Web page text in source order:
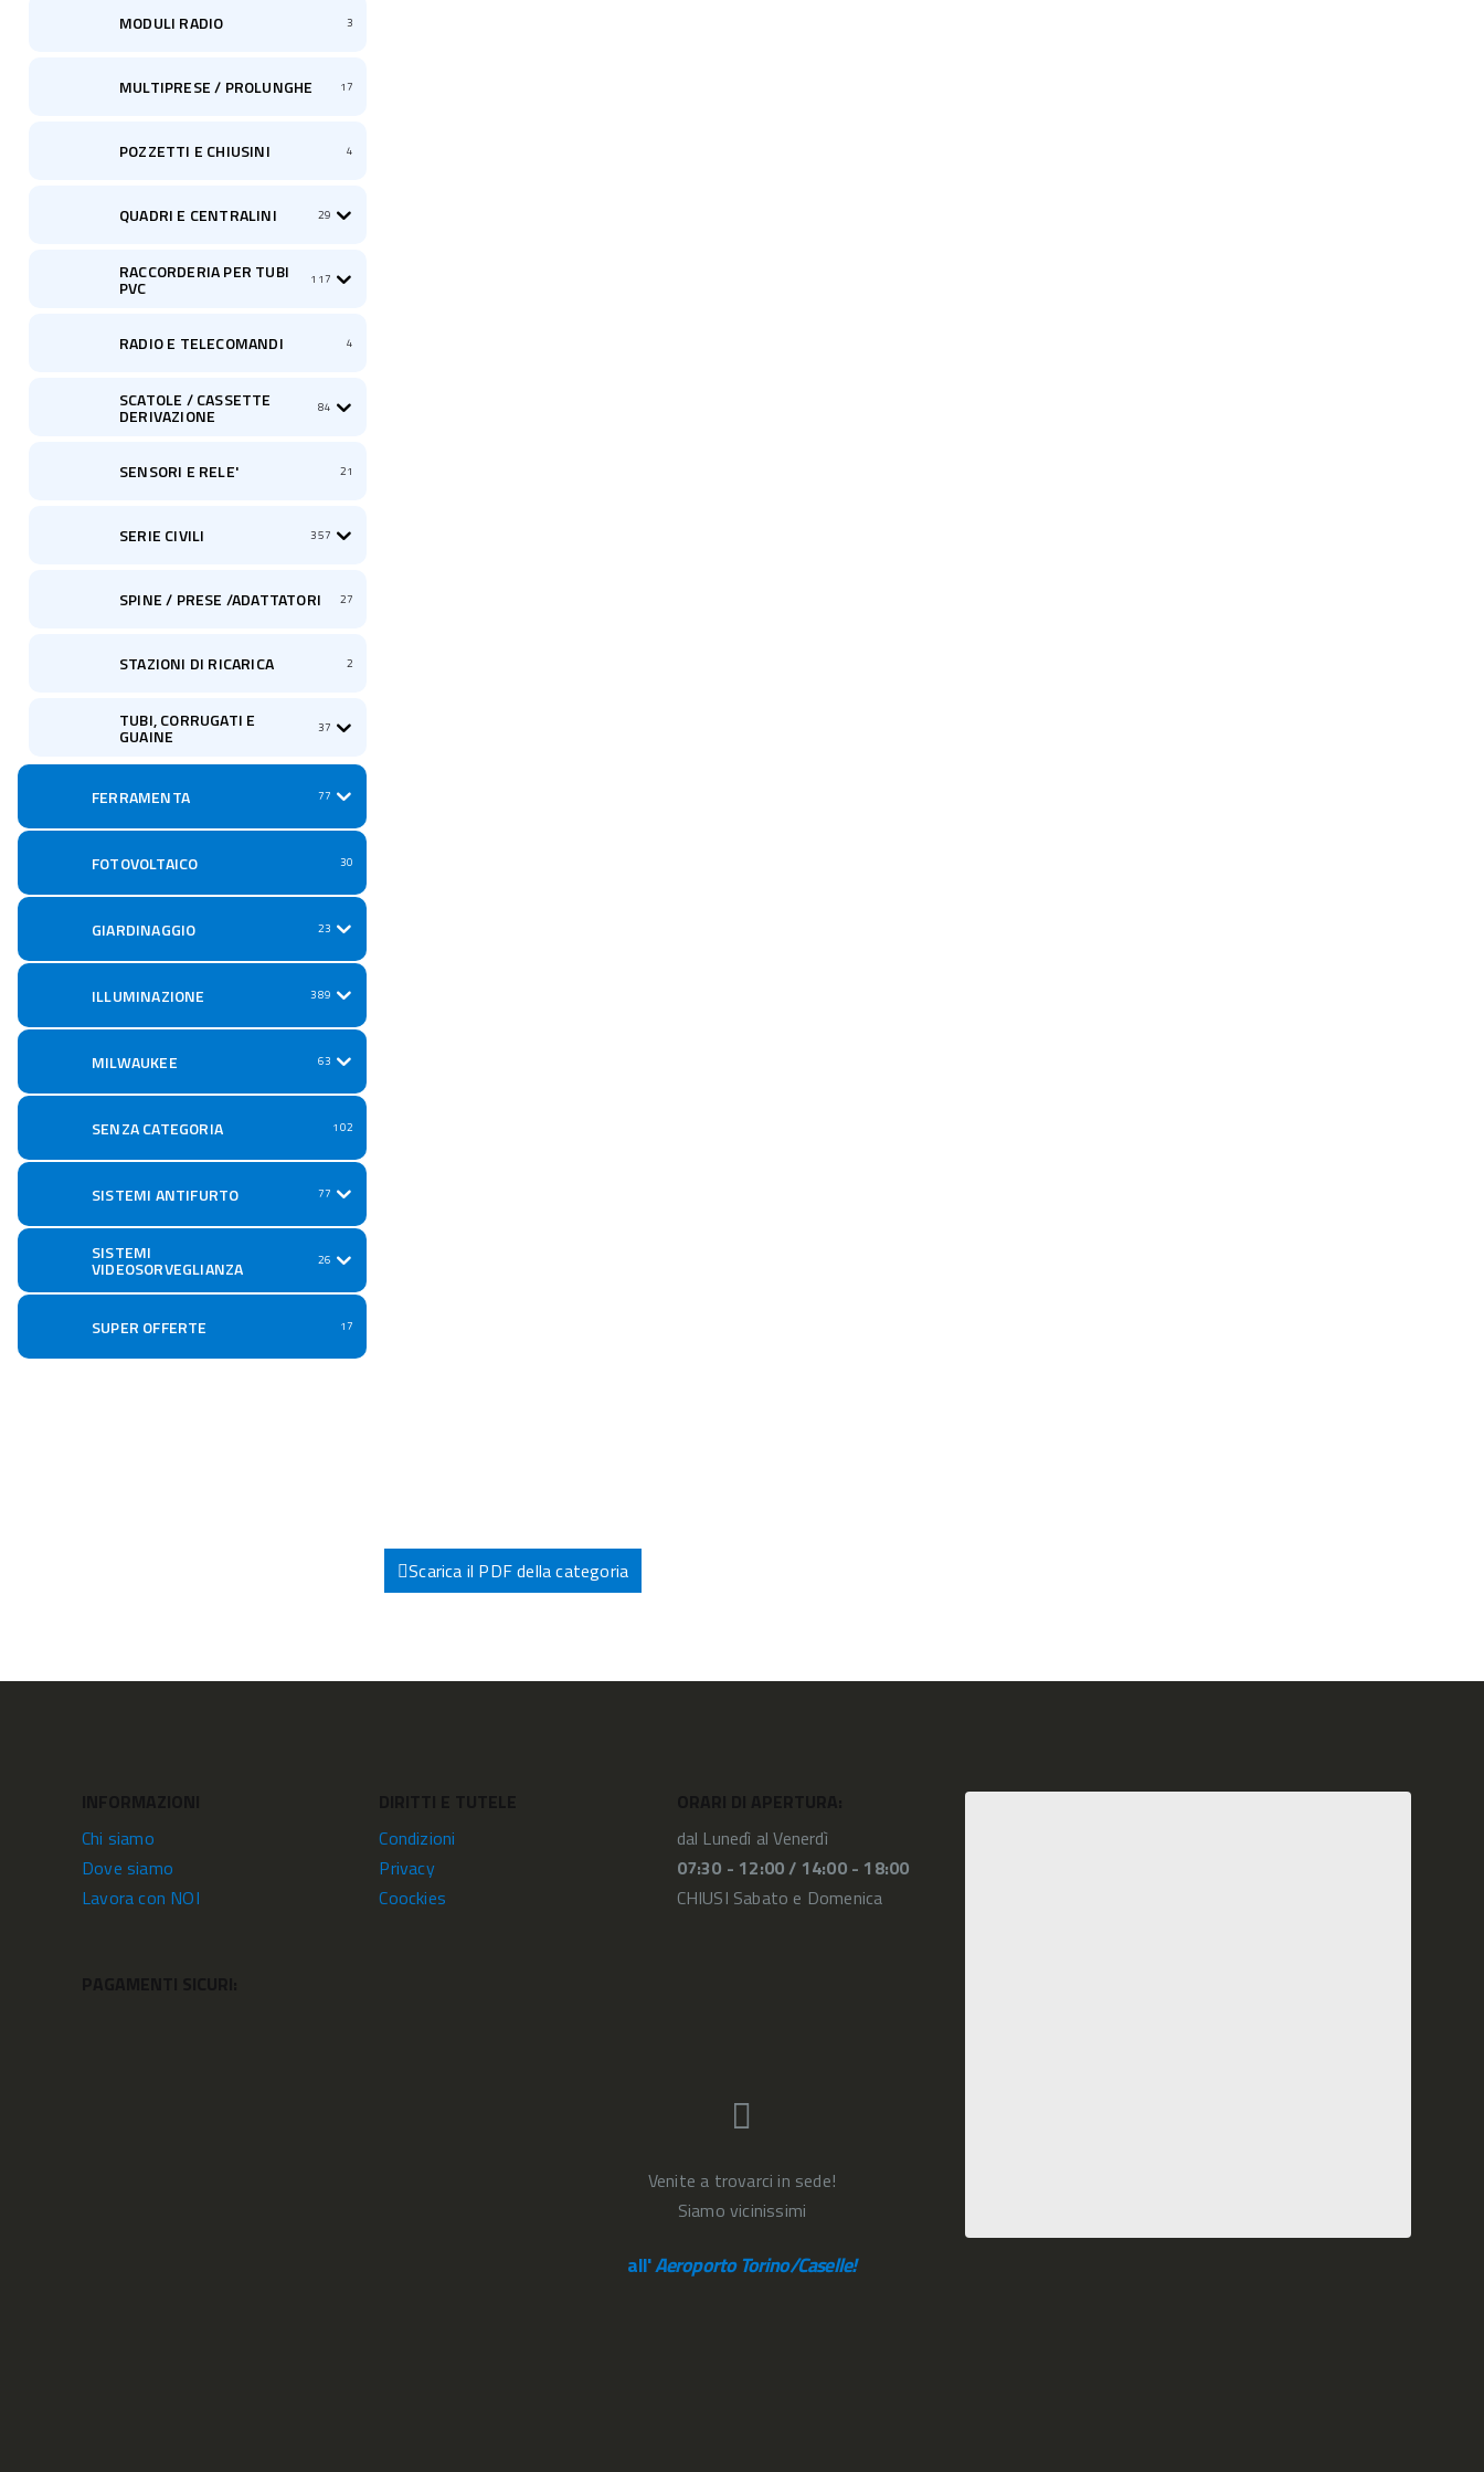
Scarica il PDF della categoria
MODULI RADIO 3
MULTIPRESE / PROLUNGHE 17
POZZETTI E CHIUSINI 4
QUADRI E CENTRALINI 29
RACCORDERIA PER TUBI
PVC 117
RADIO E TELECOMANDI 4
SCATOLE / CASSETTE
DERIVAZIONE 84
SENSORI E RELE' 21
SERIE CIVILI 357
SPINE / PRESE /ADATTATORI 27
STAZIONI DI RICARICA 2
TUBI, CORRUGATI E
GUAINE 37
FERRAMENTA 77
FOTOVOLTAICO 30
GIARDINAGGIO 23
ILLUMINAZIONE 389
MILWAUKEE 63
SENZA CATEGORIA 102
SISTEMI ANTIFURTO 77
SISTEMI
VIDEOSORVEGLIANZA 26
SUPER OFFERTE 17
Chi siamo
Dove siamo
Lavora con NOI
Condizioni
Privacy
Coockies
dal Lunedì al Venerdì
07:30 - 12:00 / 14:00 - 18:00
CHIUSI Sabato e Domenica
Venite a trovarci in sede!
Siamo vicinissimi
all'Aeroporto Torino/Caselle!